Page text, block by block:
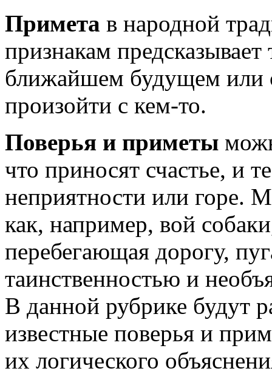
Примета в народной
признакам
ближайшем будущем или
произойти с кем-то.
Поверья и приметы
что приносят счастье, и
неприятности или горе.
как, например, вой
перебегающая дорогу,
таинственностью и
В данной рубрике будут
известные поверья и
их логического